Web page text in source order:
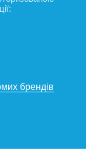
брендів